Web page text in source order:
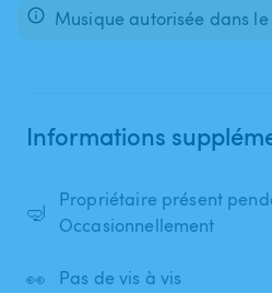
Musique autorisée dans
Informations
🤿
Propriétaire présent
Occasionnellement
👀 Pas de vis à vis